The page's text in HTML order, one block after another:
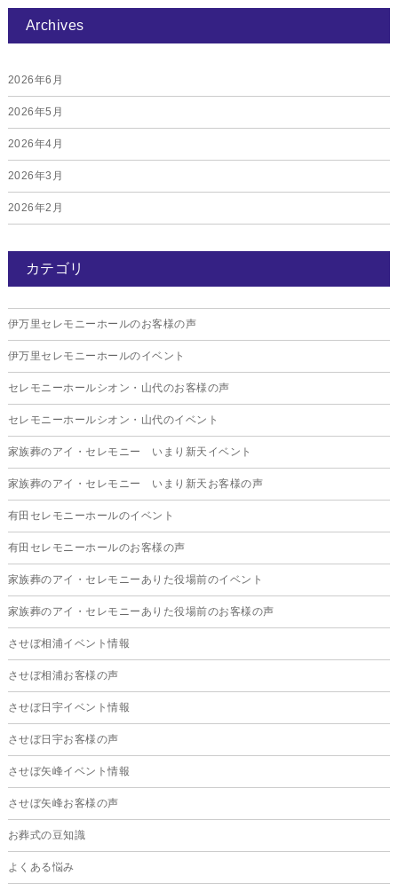
Archives
2026年6月
2026年5月
2026年4月
2026年3月
2026年2月
2025年12月
カテゴリ
伊万里セレモニーホールのお客様の声
伊万里セレモニーホールのイベント
セレモニーホールシオン・山代のお客様の声
セレモニーホールシオン・山代のイベント
家族葬のアイ・セレモニー いまり新天イベント
家族葬のアイ・セレモニー いまり新天お客様の声
有田セレモニーホールのイベント
有田セレモニーホールのお客様の声
家族葬のアイ・セレモニーありた役場前のイベント
家族葬のアイ・セレモニーありた役場前のお客様の声
させぼ相浦イベント情報
させぼ相浦お客様の声
させぼ日宇イベント情報
させぼ日宇お客様の声
させぼ矢峰イベント情報
させぼ矢峰お客様の声
お葬式の豆知識
よくある悩み